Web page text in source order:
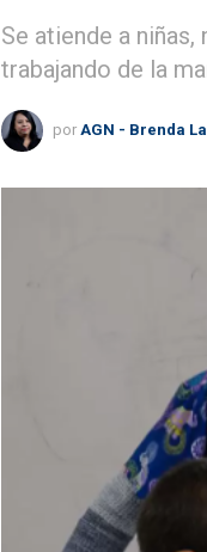
Se atiende a
trabajando de la
por AGN - Brenda